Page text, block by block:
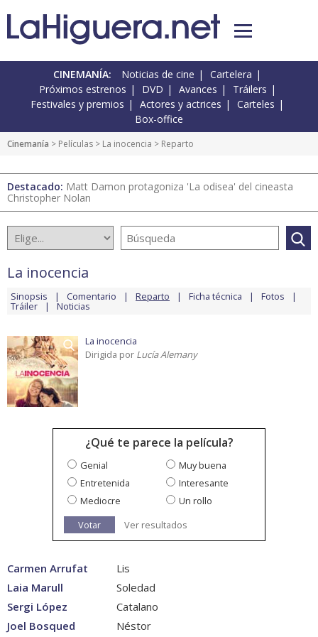
CINEMANÍA: Noticias de cine
Cartelera
Próximos estrenos
DVD Avances
Tráilers
Festivales y premios
Actores y actrices
Carteles
Box-office
Cinemanía > Películas > La inocencia > Reparto
Destacado: Matt Damon protagoniza 'La odisea' del cineasta
Christopher Nolan
La inocencia
Sinopsis Comentario Reparto Ficha técnica Fotos
Tráiler Noticias
La inocencia
Dirigida por Lucía Alemany
¿Qué te parece la película?
Genial
Muy buena
Entretenida
Interesante
Mediocre
Un rollo
Votar
Ver resultados
Carmen Arrufat
Lis
Laia Marull
Soledad
Sergi López
Catalano
Joel Bosqued
Néstor